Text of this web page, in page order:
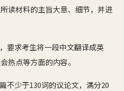
读材料的主旨大意、细节，并进
要求考生将一段中文翻译成英
热点等方面的内容。
不少于130词的议论文，满分20